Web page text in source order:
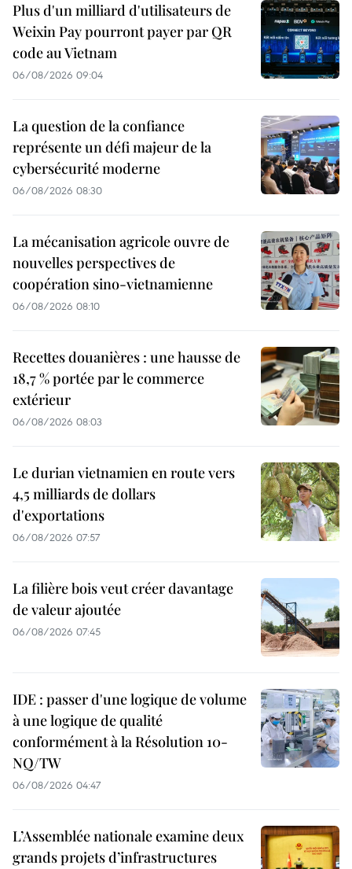
Plus d'un milliard d'utilisateurs de
Weixin Pay pourront payer par QR
code au Vietnam
06/08/2026 09:04
La question de la confiance
représente un défi majeur de la
cybersécurité moderne
06/08/2026 08:30
La mécanisation agricole ouvre de
nouvelles perspectives de
coopération sino-vietnamienne
06/08/2026 08:10
Recettes douanières : une hausse de
18,7 % portée par le commerce
extérieur
06/08/2026 08:03
Le durian vietnamien en route vers
4,5 milliards de dollars
d'exportations
06/08/2026 07:57
La filière bois veut créer davantage
de valeur ajoutée
06/08/2026 07:45
IDE : passer d'une logique de volume
à une logique de qualité
conformément à la Résolution 10-
NQ/TW
06/08/2026 04:47
L’Assemblée nationale examine deux
grands projets d’infrastructures